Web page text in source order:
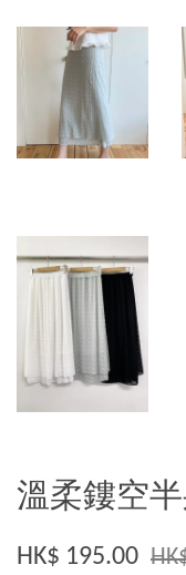
溫柔鏤空
HK$ 195.00